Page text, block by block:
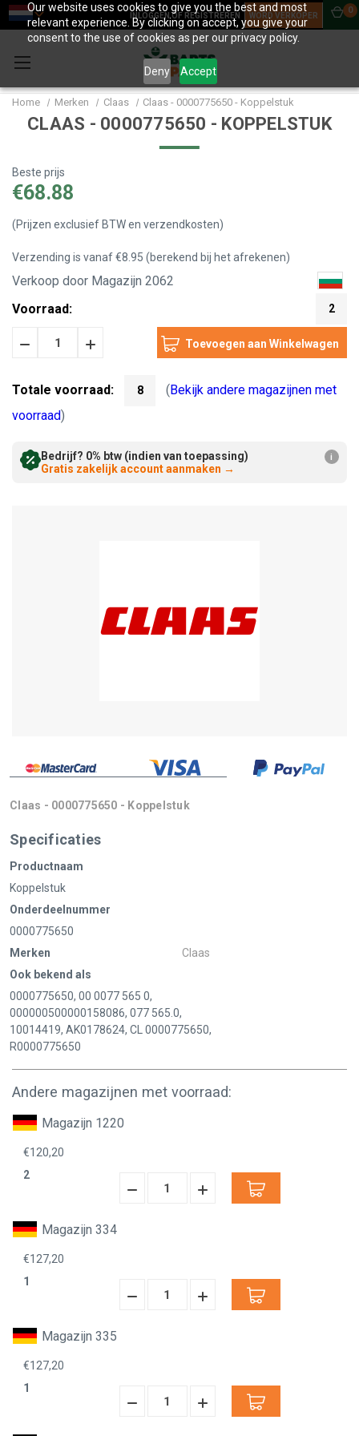
Our website uses cookies to give you the best and most
relevant experience. By clicking on accept, you give your
consent to the use of cookies as per our privacy policy.
Deny Accept
INLOGGEN OF REGISTREREN WORD VERKOPER
0
Home Merken Claas Claas - 0000775650 - Koppelstuk
CLAAS - 0000775650 - KOPPELSTUK
Beste prijs
€68.88
(Prijzen exclusief BTW en verzendkosten)
Verzending is vanaf €8.95 (berekend bij het afrekenen)
Verkoop door Magazijn 2062
Voorraad:
2
HoeveelheidHoeveelheid
Totale voorraad: 8 ( Bekijk andere magazijnen met
voorraad)
Bedrijf? 0% btw (indien van toepassing)
Gratis zakelijk account aanmaken →
i
Claas - 0000775650 - Koppelstuk
Specificaties
Productnaam
Koppelstuk
Onderdeelnummer
0000775650
Merken
Claas
Ook bekend als
0000775650, 00 0077 565 0,
000000500000158086, 077 565.0,
10014419, AK0178624, CL 0000775650,
R0000775650
Andere magazijnen met voorraad:
Magazijn 1220
€120,20
2
Hoeveelheid
Hoeveelheid
Magazijn 334
€127,20
1
Hoeveelheid
Hoeveelheid
Magazijn 335
€127,20
1
Hoeveelheid
Hoeveelheid